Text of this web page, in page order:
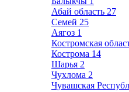
Абай область 27
Семей 25
Аягоз 1
Костромская
Кострома 14
Шарья 2
Чухлома 2
Чувашская